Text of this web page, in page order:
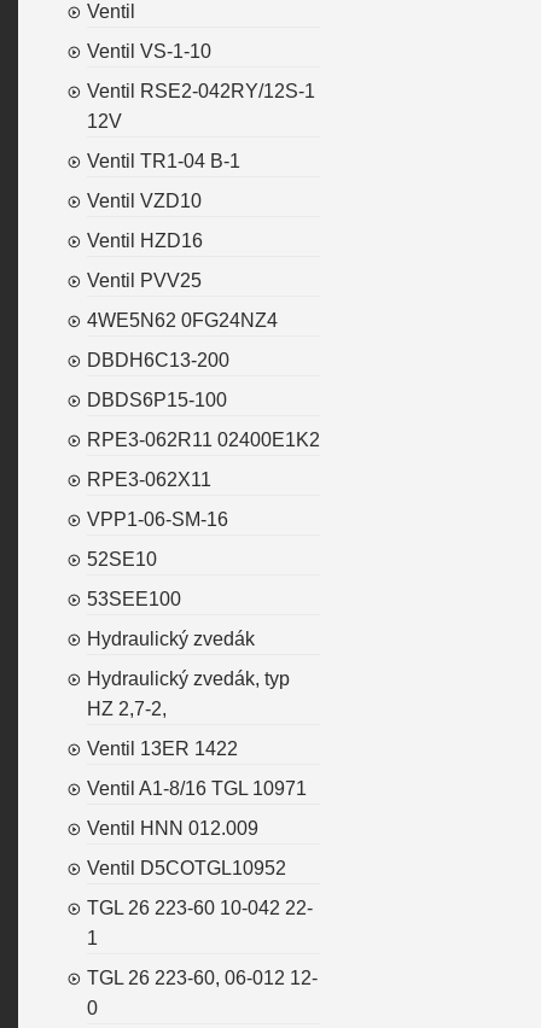
Ventil
Ventil VS-1-10
Ventil RSE2-042RY/12S-1
12V
Ventil TR1-04 B-1
Ventil VZD10
Ventil HZD16
Ventil PVV25
4WE5N62 0FG24NZ4
DBDH6C13-200
DBDS6P15-100
RPE3-062R11 02400E1K2
RPE3-062X11
VPP1-06-SM-16
52SE10
53SEE100
Hydraulický zvedák
Hydraulický zvedák, typ
HZ 2,7-2,
Ventil 13ER 1422
Ventil A1-8/16 TGL 10971
Ventil HNN 012.009
Ventil D5COTGL10952
TGL 26 223-60 10-042 22-
1
TGL 26 223-60, 06-012 12-
0